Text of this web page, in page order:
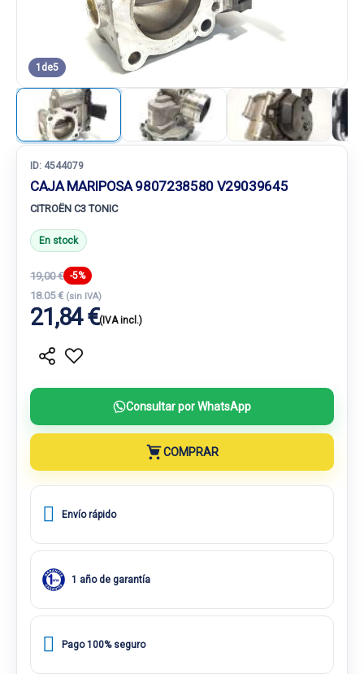
1 de5
ID: 4544079
CAJA MARIPOSA 9807238580 V29039645
CITROËN C3 TONIC
En stock
19,00 € -5%
18.05 € (sin IVA)
21,84 €(IVA incl.)
Consultar por WhatsApp
COMPRAR
Envío rápido
1 año de garantía
Pago 100% seguro